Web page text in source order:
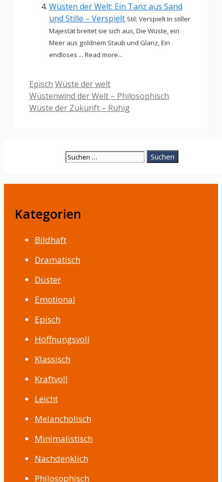
Wüsten der Welt: Ein Tanz aus Sand
und Stille – Verspielt Stil: Verspielt In stiller
Majestät breitet sie sich aus, Die Wüste, ein
Meer aus goldnem Staub und Glanz, Ein
endloses ... Read more...
Kategorien
Episch Schlagwörter
Wüste der welt
Wüstenwind der Welt – Philosophisch
Wüste der Zukunft – Ruhig
Suche
Kategorien
Bildhaft
Dramatisch
Düster
Emotional
Episch
Hoffnungsvoll
Klassisch
Kraftvoll
Leicht
Melancholisch
Minimalistisch
Nachdenklich
Philosophisch